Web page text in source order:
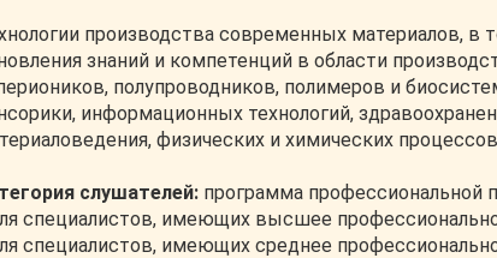
производства современных материалов, в
знаний и компетенций в области
полупроводников, полимеров и
информационных технологий,
физических и химических
слушателей: программа профессиональной
специалистов, имеющих высшее
специалистов, имеющих среднее